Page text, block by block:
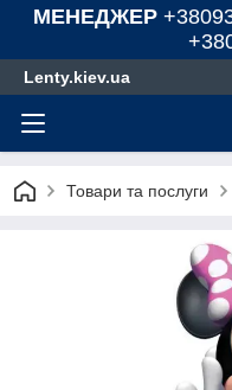
МЕНЕДЖЕР
Lenty.kiev.ua
Товари та послуги